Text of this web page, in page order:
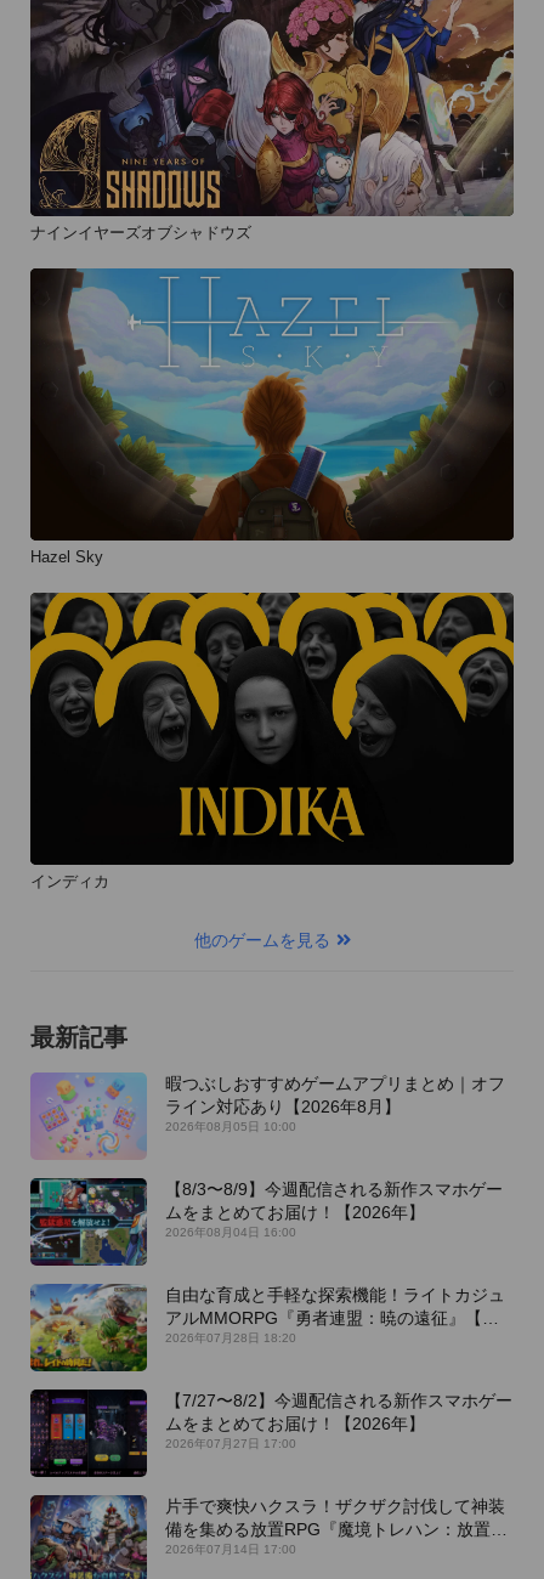
ナインイヤーズオブシャドウズ
Hazel Sky
インディカ
他のゲームを見る
最新記事
暇つぶしおすすめゲームアプリまとめ｜オフ
ライン対応あり【2026年8月】
2026年08月05日 10:00
【8/3〜8/9】今週配信される新作スマホゲー
ムをまとめてお届け！【2026年】
2026年08月04日 16:00
自由な育成と手軽な探索機能！ライトカジュ
アルMMORPG『勇者連盟：暁の遠征』【最
新作PICKUP】
2026年07月28日 18:20
【7/27〜8/2】今週配信される新作スマホゲー
ムをまとめてお届け！【2026年】
2026年07月27日 17:00
片手で爽快ハクスラ！ザクザク討伐して神装
備を集める放置RPG『魔境トレハン：放置で
神装備』【最新作PICKUP】
2026年07月14日 17:00